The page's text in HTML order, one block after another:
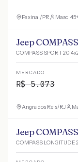
Faxinal/PR Masc ·
Jeep
COMPASS SPORT 2.0
MERCADO
R$5.073
Angra dos Reis/RJ
Jeep
COMPASS LONGITUDE